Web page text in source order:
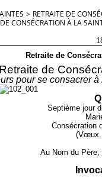
> RETRAITE DE
CONSÉCRATION À LA
Retraite de
Retraite de
pour se consacrer
Septième jour
Consécration
(Vœux,
Au Nom du